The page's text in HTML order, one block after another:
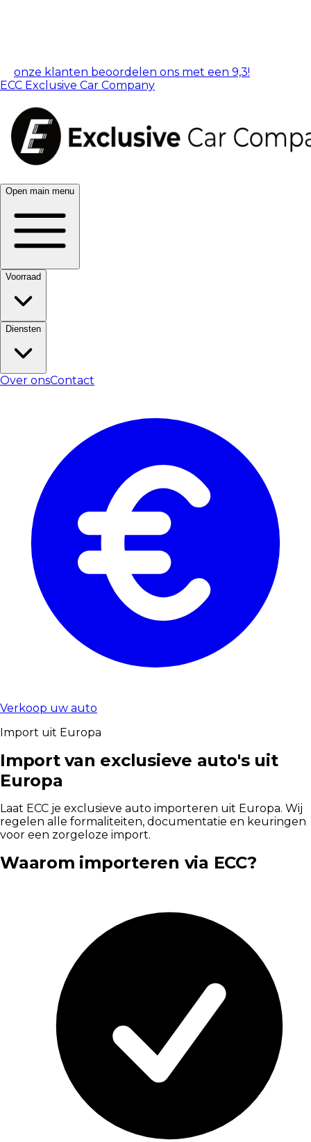
onze klanten beoordelen ons met een 9,3!
ECC Exclusive Car Company
Open main menu
Voorraad
Diensten
Over onsContact
Verkoop uw auto
Import uit Europa
Import van exclusieve auto's uit
Europa
Laat ECC je exclusieve auto importeren uit Europa. Wij
regelen alle formaliteiten, documentatie en keuringen
voor een zorgeloze import.
Waarom importeren via ECC?